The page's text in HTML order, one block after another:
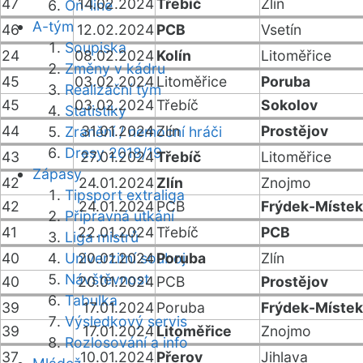
On-line
A-tým
Soupiska
Změny v kádru
Realizační tým
Statistiky
Zranění / nemocní hráči
Dresy 2018/19
Zápasy
Tipsport extraliga
Přípravná utkání
Liga mistrů
Univerzitní souboj
Návštěvnost
Tabulka
Výsledkový servis
Rozlosování a info
47
14.02.2024Třebíč Zlín
46
12.02.2024PCB Vsetín
24
08.02.2024Kolín Litoměřice
45
03.02.2024Litoměřice Poruba
45
03.02.2024Třebíč Sokolov
44
31.01.2024Zlín Prostějov
43
27.01.2024Třebíč Litoměřice
42
24.01.2024Zlín Znojmo
42
24.01.2024PCB Frýdek-Místek
41
22.01.2024Třebíč PCB
40
20.01.2024Poruba Zlín
40
20.01.2024PCB Prostějov
39
17.01.2024Poruba Frýdek-Místek
39
17.01.2024Litoměřice Znojmo
37
10.01.2024Přerov Jihlava